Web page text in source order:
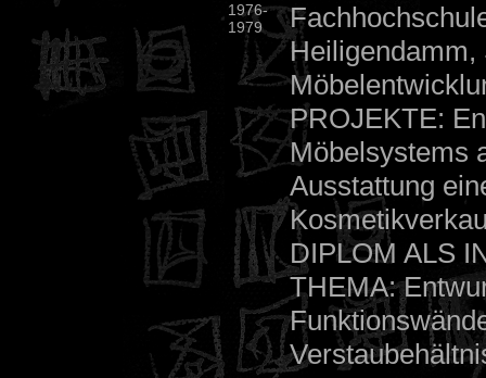
1976-
1979
PROJEKTE:
Möbelsystems
Ausstattung
DIPLOM ALS
THEMA: